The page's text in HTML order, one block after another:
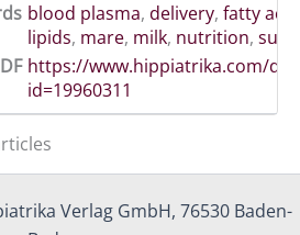
blood plasma, delivery, fatty
lipids, mare, milk, nutrition,
https://www.hippiatrika.com/
id=19960311
Verlag GmbH, 76530 Baden-